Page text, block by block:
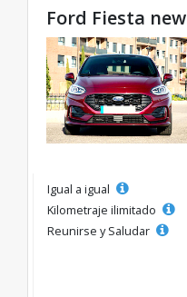
Ford Fiesta new
Igual a igual
Kilometraje ilimitado
Reunirse y Saludar